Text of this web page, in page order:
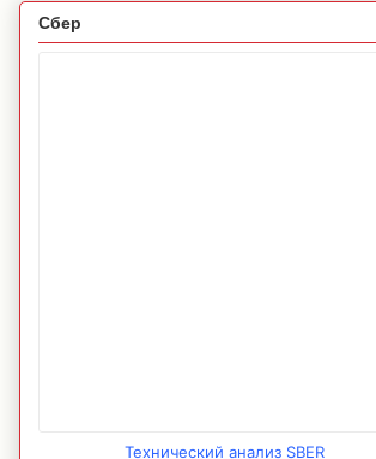
Сбер
Технический анализ SBER